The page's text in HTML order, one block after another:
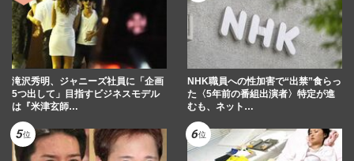
滝沢秀明、ジャニーズ社員に「企画
5つ出して」目指すビジネスモデル
は『米津玄師…
NHK職員への性加害で“出禁”食らっ
た〈5年前の番組出演者〉特定が進
むも、ネット…